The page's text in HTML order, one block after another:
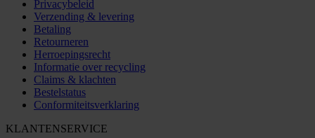
Privacybeleid
Verzending & levering
Betaling
Retourneren
Herroepingsrecht
Informatie over recycling
Claims & klachten
Bestelstatus
Conformiteitsverklaring
KLANTENSERVICE